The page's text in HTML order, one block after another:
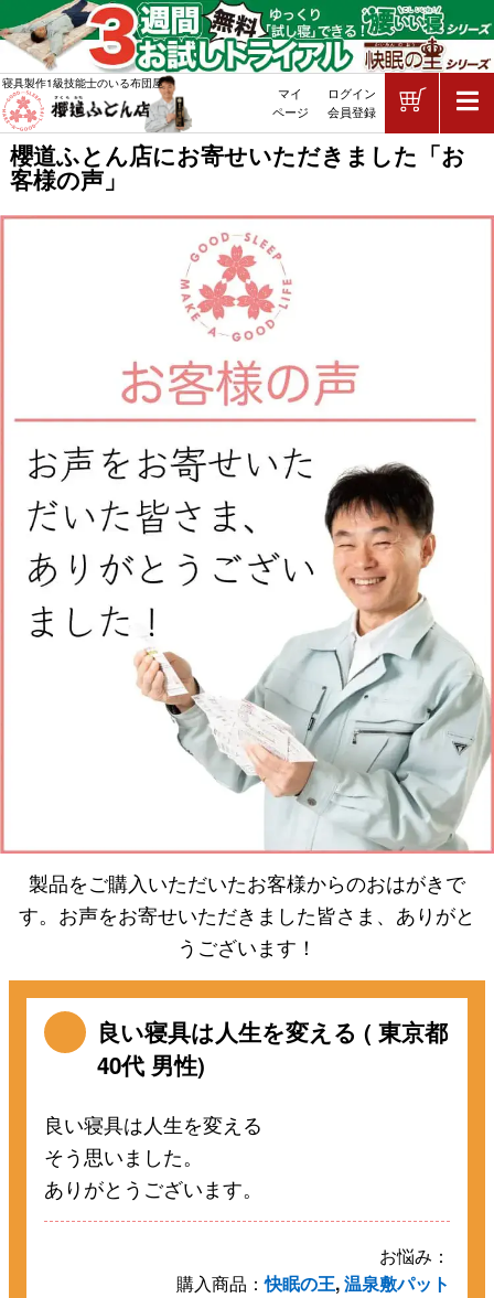
櫻道ふとん店にお寄せいただきました「お
客様の声」
敷布団・掛け布団・羽毛布団・マ
寝具製作1級技能士のいる布団屋
マイ
ページ
ログイン
会員登録
製品をご購入いただいたお客様からのおはがきで
す。お声をお寄せいただきました皆さま、ありがと
うございます！
良い寝具は人生を変える ( 東京都
40代 男性)
良い寝具は人生を変える
そう思いました。
ありがとうございます。
お悩み：
購入商品：快眠の王,温泉敷パット